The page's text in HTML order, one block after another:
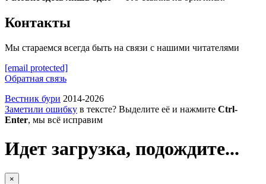
Контакты
Мы стараемся всегда быть на связи с нашими читателями
[email protected]
Обратная связь
Вестник бури 2014-2026
Заметили ошибку в тексте? Выделите её и нажмите Ctrl-
Enter, мы всё исправим
Идет загрузка, подождите...
×